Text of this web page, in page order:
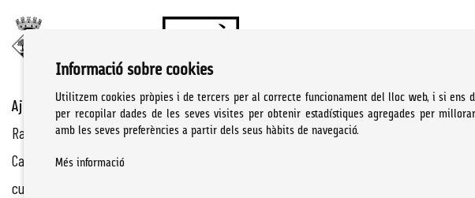
Ajuntament de Cassà de la Selva | Àrea de cultura
Rambla Onze de Setembre, 107
Cassà de la Selva Tel. 972 460 005
culturacassa@cassa.cat
Informació sobre cookies
Utilitzem cookies pròpies i de tercers per al correcte funcionament del lloc web, i si ens
per recopilar dades de les seves visites per obtenir estadístiques agregades per
amb les seves preferències a partir dels seus hàbits de navegació.
Més informació